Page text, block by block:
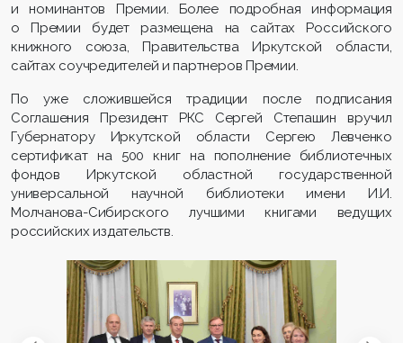
и номинантов Премии. Более подробная информация
о Премии будет размещена на сайтах Российского
книжного союза, Правительства Иркутской области,
сайтах соучредителей и партнеров Премии.
По уже сложившейся традиции после подписания
Соглашения Президент РКС Сергей Степашин вручил
Губернатору Иркутской области Сергею Левченко
сертификат на 500 книг на пополнение библиотечных
фондов Иркутской областной государственной
универсальной научной библиотеки имени И.И.
Молчанова-Сибирского лучшими книгами ведущих
российских издательств.